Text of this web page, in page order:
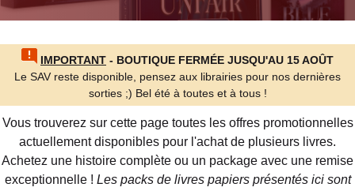
IMPORTANT - BOUTIQUE FERMÉE JUSQU'AU 15 AOÛT
Le SAV reste disponible, pensez aux librairies pour nos dernières
sorties ;) Bel été à toutes et à tous !
Vous trouverez sur cette page toutes les offres promotionnelles
actuellement disponibles pour l'achat de plusieurs livres.
Achetez une histoire complète ou un package avec une remise
exceptionnelle ! Les packs de livres papiers présentés ici sont